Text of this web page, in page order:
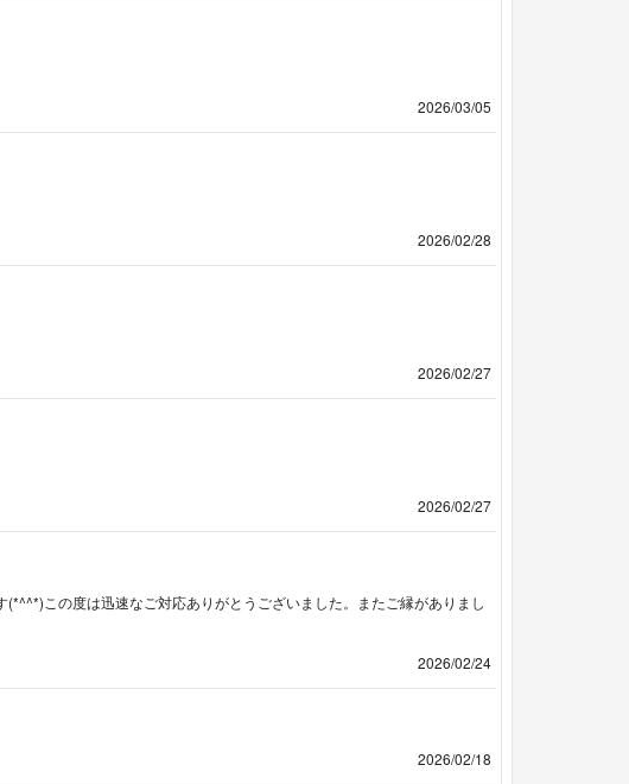
2026/03/05
2026/02/28
2026/02/27
2026/02/27
この度は迅速なご対応ありがとうございました。またご縁がありまし
2026/02/24
2026/02/18